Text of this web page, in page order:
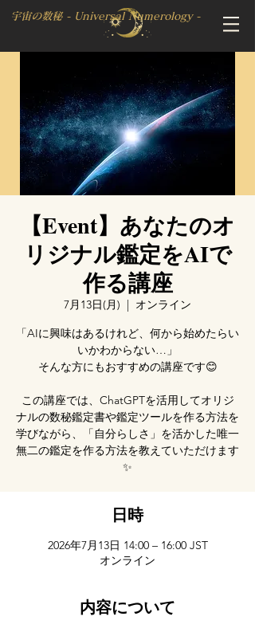
宇宙の数秘 - Universal Numerology -
【Event】あなたのオ
リジナル鑑定をAIで
作る講座
7月13日(月)
  |
オンライン
「AIに興味はあるけれど、何から始めたらい
いかわからない…」
そんな方にもおすすめの講座です😊
この講座では、ChatGPTを活用してオリジ
ナルの数秘鑑定書や鑑定ツールを作る方法を
学びながら、「自分らしさ」を活かした唯一
無二の鑑定を作る方法を教えていただけます
✨
日時
2026年7月13日 14:00 – 16:00 JST
オンライン
内容について